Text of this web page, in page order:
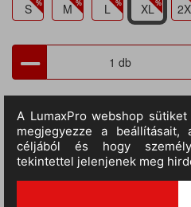
S M L XL
Cikkszám:
M.egység:
db
Szín:
bordó